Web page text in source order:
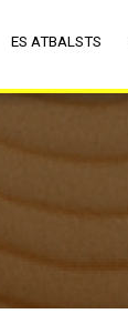
ES ATBALSTS